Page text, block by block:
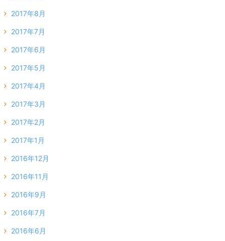
2017年8月
2017年7月
2017年6月
2017年5月
2017年4月
2017年3月
2017年2月
2017年1月
2016年12月
2016年11月
2016年9月
2016年7月
2016年6月